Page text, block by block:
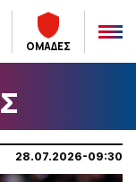
ΟΜΑΔΕΣ
28.07.2026-09:30